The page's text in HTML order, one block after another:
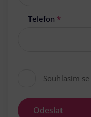
Telefon *
Souhlasím se
Odeslat